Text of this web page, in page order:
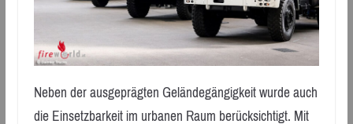
Neben der ausgeprägten Geländegängigkeit wurde auch
die Einsetzbarkeit im urbanen Raum berücksichtigt. Mit